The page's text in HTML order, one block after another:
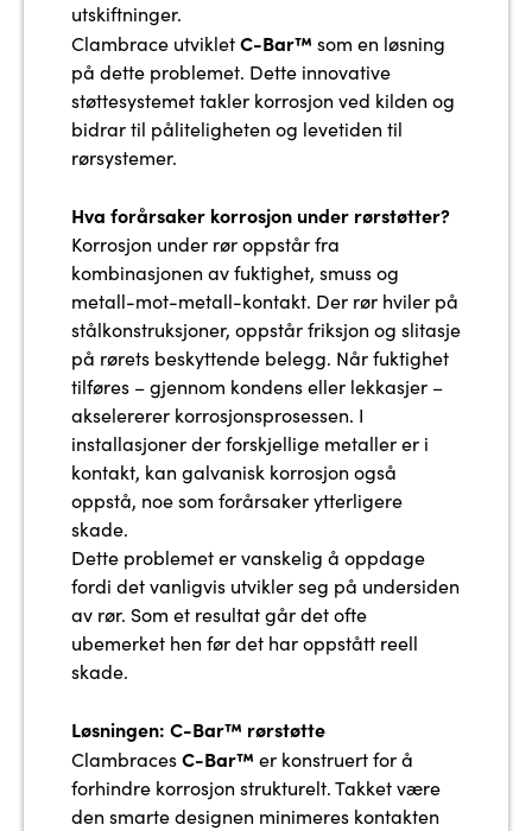
utskiftninger.
Clambrace utvikletC-Bar™ som en løsning
på dette problemet. Dette innovative
støttesystemet takler korrosjon ved kilden og
bidrar til påliteligheten og levetiden til
rørsystemer.
Hva forårsaker korrosjon under rørstøtter?
Korrosjon under rør oppstår fra
kombinasjonen av fuktighet, smuss og
metall-mot-metall-kontakt. Der rør hviler på
stålkonstruksjoner, oppstår friksjon og slitasje
på rørets beskyttende belegg. Når fuktighet
tilføres – gjennom kondens eller lekkasjer –
akselererer korrosjonsprosessen. I
installasjoner der forskjellige metaller er i
kontakt, kan galvanisk korrosjon også
oppstå, noe som forårsaker ytterligere
skade.
Dette problemet er vanskelig å oppdage
fordi det vanligvis utvikler seg på undersiden
av rør. Som et resultat går det ofte
ubemerket hen før det har oppstått reell
skade.
Løsningen: C-Bar™ rørstøtte
ClambracesC-Bar™ er konstruert for å
forhindre korrosjon strukturelt. Takket være
den smarte designen minimeres kontakten